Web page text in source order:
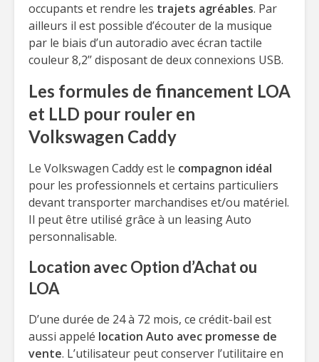
occupants et rendre les trajets agréables. Par
ailleurs il est possible d’écouter de la musique
par le biais d’un autoradio avec écran tactile
couleur 8,2’’ disposant de deux connexions USB.
Les formules de financement LOA
et LLD pour rouler en
Volkswagen Caddy
Le Volkswagen Caddy est le compagnon idéal
pour les professionnels et certains particuliers
devant transporter marchandises et/ou matériel.
Il peut être utilisé grâce à un leasing Auto
personnalisable.
Location avec Option d’Achat ou
LOA
D’une durée de 24 à 72 mois, ce crédit-bail est
aussi appelé location Auto avec promesse de
vente. L’utilisateur peut conserver l’utilitaire en